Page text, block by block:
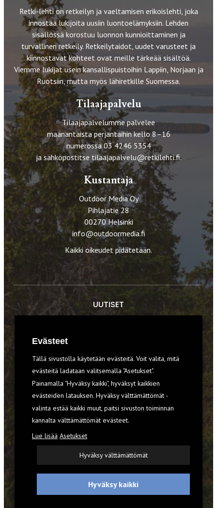
Retki-lehti on retkeilyn ja vaeltamisen erikoislehti, joka
innostaa lukijoita uusiin luontoelämyksiin. Lehden
sisällössä korostuu luonnon kunnioittaminen ja
turvallinen retkeily. Retkeilytaidot, uudet varusteet ja
kiinnostavat kohteet ovat meille tärkeää sisältöä.
Viemme lukijat usein kansallispuistoihin Lappiin, Norjaan ja
Ruotsiin, mutta myös lähiretkille Suomessa.
Tilaajapalvelu
Tilaajapalvelumme palvelee
maanantaista perjantaihin kello 8–16
numerossa 03 4246 5354
ja sähköpostitse tilaajapalvelu@retkilehti.fi.
Kustantaja
Outdoor Media Oy
Pihlajatie 28
00270 Helsinki
info@outdoormedia.fi
Kaikki oikeudet pidätetään.
UUTISET
VARUSTEET
TILAA RETKI-LEHTI
YHTEYSTIEDOT
REKISTERISELOSTE
EVÄSTEET
Evästeet
Tällä sivustolla käytetään evästeitä. Voit valita, mitä
evästeitä ladataan valitsemalla "Asetukset".
Painamalla "Hyväksy kaikki", hyväksyt kaikkien
evästeiden latauksen. Hyväksy välttämättömät -
valinta estää kaikki muut, paitsi sivuston toiminnan
kannalta välttämättömät evästeet.
Lue lisää Asetukset
Hyväksy välttämättömät
Hyväksy kaikki